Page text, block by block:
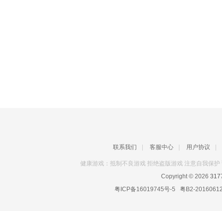
联系我们 客服中心 用户协议
健康游戏：抵制不良游戏 拒绝盗版游戏 注意自我保
Copyright © 2026
粤ICP备16019745号-5 粤B2-